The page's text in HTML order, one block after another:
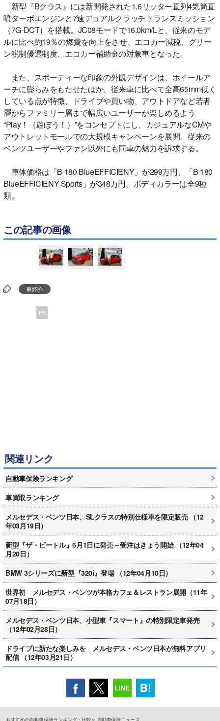
新型『Bクラス』には新開発された1.6リッター直列4気筒直
噴ターボエンジンと7速デュアルクラッチトランスミッション
（7G-DCT）を搭載。JC08モードで16.0km/Lと、従来のモデ
ルに比べ約19％の燃費を向上をさせ、エコカー減税、グリー
ン税制優遇制度、エコカー補助金の対象車となった。
また、スポーティーな印象の外観デザインは、ホイールア
ーチに膨らみをもたせたほか、従来車に比べて全高65mm低く
している点が特徴。ドライブや買い物、アウトドアなど若者
層からファミリー層まで幅広いユーザーが楽しめるよう
“Play！（遊ぼう！）”をコンセプトにし、カジュアルなCMや
アウトレットモールでの大規模キャンペーンを展開。従来の
ベンツユーザーやファン以外にも同車の魅力を訴求する。
車体価格は「B 180 BlueEFFICIENY」が299万円、「B 180
BlueEFFICIENY Sports」が348万円。ボディカラーは全9種
類。
この記事の画像
車紹介
PR
関連リンク
自動車保険ランキング
車買取ランキング
メルセデス・ベンツ日本、SLクラスの特別仕様車を限定販売 （12
年03月19日）
新型『ザ・ビートル』6月1日に発売～受注はきょう開始 （12年04
月20日）
BMW 3シリーズに新型『320i』登場 （12年04月10日）
世界初 メルセデス・ベンツが本格カフェ＆レストラン展開（11年
07月18日）
メルセデス・ベンツ日本、小型車『スマート』の特別限定車発売
（12年02月28日）
ドライブに新たな楽しみを メルセデス・ベンツ日本が無料アプリ
配信 （12年03月21日）
おすすめの自動車保険ランキング・比較 自動車保険ニュース